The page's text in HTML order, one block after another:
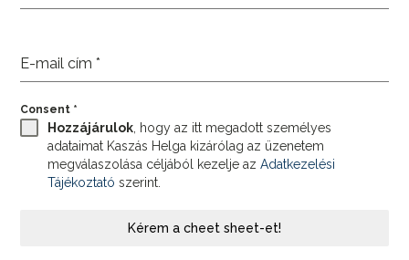
E-mail cím*
Consent *
Hozzájárulok , hogy az itt megadott személyes
adataimat Kaszás Helga kizárólag az üzenetem
megválaszolása céljából kezelje azAdatkezelési
Tájékoztató szerint.
Kérem a cheet sheet-et!